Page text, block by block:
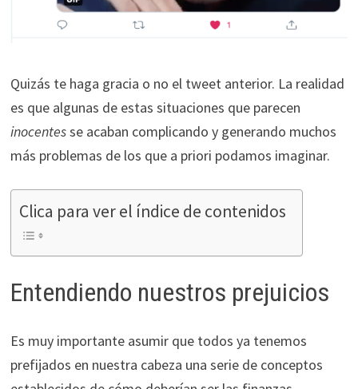
Quizás te haga gracia o no el tweet anterior. La realidad
es que algunas de estas situaciones que parecen
inocentesse acaban complicando y generando muchos
más problemas de los que a priori podamos imaginar.
Clica para ver el índice de contenidos
Entendiendo nuestros prejuicios
Es muy importante asumir que todos ya tenemos
prefijados en nuestra cabeza una serie de conceptos